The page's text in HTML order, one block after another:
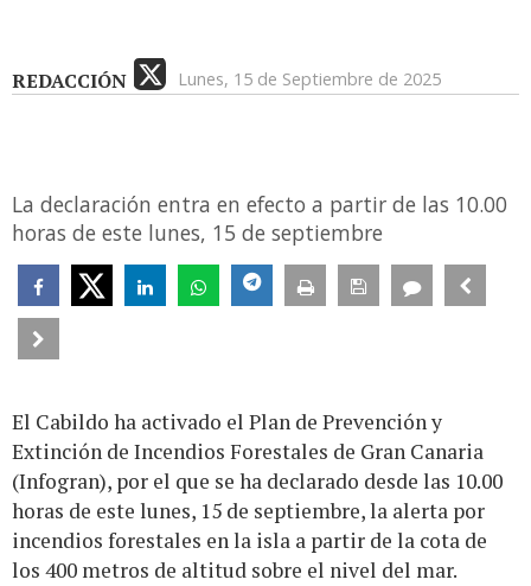
REDACCIÓN Lunes, 15 de Septiembre de 2025
La declaración entra en efecto a partir de las 10.00
horas de este lunes, 15 de septiembre
El Cabildo ha activado el Plan de Prevención y
Extinción de Incendios Forestales de Gran Canaria
(Infogran), por el que se ha declarado desde las 10.00
horas de este lunes, 15 de septiembre, la alerta por
incendios forestales en la isla a partir de la cota de
los 400 metros de altitud sobre el nivel del mar.